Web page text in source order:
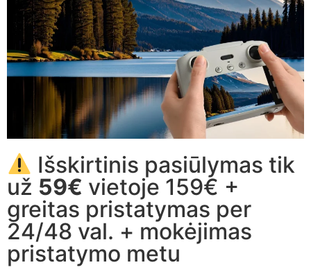
Išskirtinis pasiūlymas tik
už 59€ vietoje 159€ +
greitas pristatymas per
24/48 val. + mokėjimas
pristatymo metu